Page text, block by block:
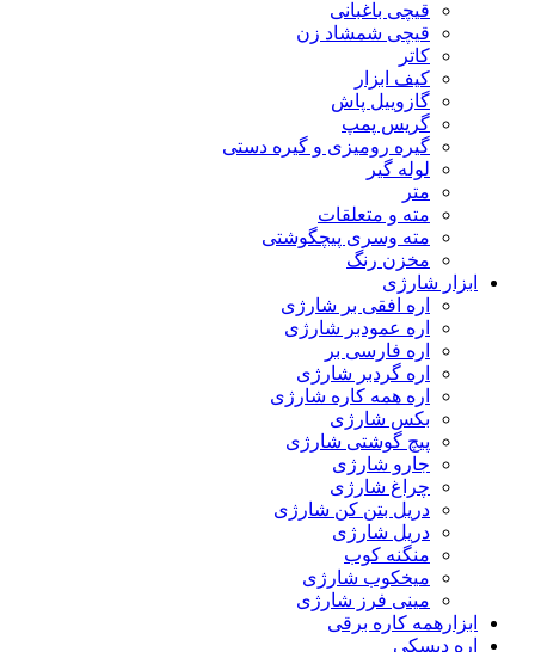
قیچی باغبانی
قیچی شمشاد زن
کاتر
کیف ابزار
گازوییل پاش
گریس پمپ
گیره رومیزی و گیره دستی
لوله گیر
متر
مته و متعلقات
مته وسری پیچگوشتی
مخزن رنگ
ابزار شارژی
اره افقی بر شارژی
اره عمودبر شارژی
اره فارسی بر
اره گردبر شارژی
اره همه کاره شارژی
بکس شارژی
پیچ گوشتی شارژی
جارو شارژی
چراغ شارژی
دریل بتن کن شارژی
دریل شارژی
منگنه کوب
میخکوب شارژی
مینی فرز شارژی
ابزارهمه کاره برقی
اره دیسکی